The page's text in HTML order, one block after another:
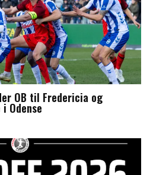
OB til Fredericia og
Odense